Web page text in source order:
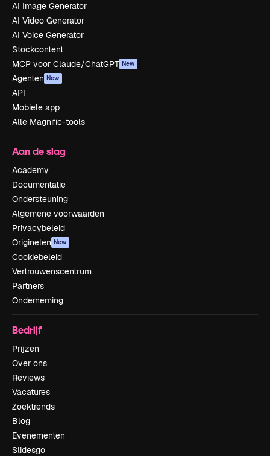
AI Image Generator
AI Video Generator
AI Voice Generator
Stockcontent
MCP voor Claude/ChatGPT New
Agenten New
API
Mobiele app
Alle Magnific-tools
Aan de slag
Academy
Documentatie
Ondersteuning
Algemene voorwaarden
Privacybeleid
Originelen New
Cookiebeleid
Vertrouwenscentrum
Partners
Onderneming
Bedrijf
Prijzen
Over ons
Reviews
Vacatures
Zoektrends
Blog
Evenementen
Slidesgo